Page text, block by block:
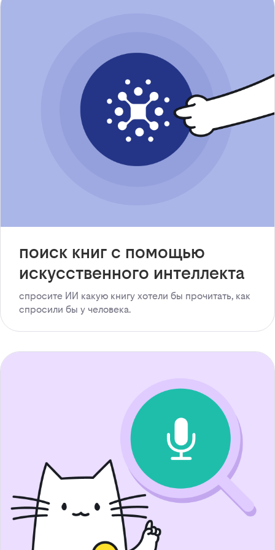
поиск книг с помощью
искусственного интеллекта
спросите ИИ какую книгу хотели бы прочитать, как
спросили бы у человека.